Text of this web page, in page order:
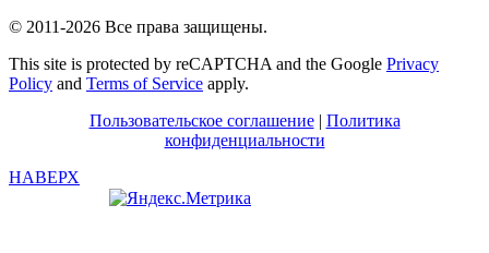
© 2011-2026 Все права защищены.
This site is protected by reCAPTCHA and the Google Privacy
Policy and Terms of Service apply.
Пользовательское соглашение| Политика
конфиденциальности
НАВЕРХ